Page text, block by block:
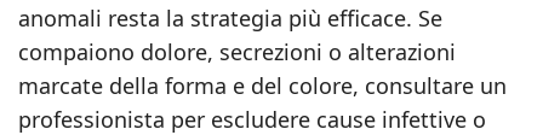
anomali resta la strategia più efficace. Se
compaiono dolore, secrezioni o alterazioni
marcate della forma e del colore, consultare un
professionista per escludere cause infettive o